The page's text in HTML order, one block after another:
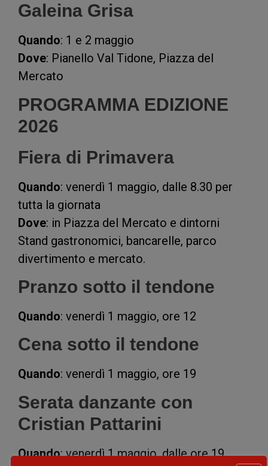
Galeina Grisa
Quando: 1 e 2 maggio
Dove: Pianello Val Tidone, Piazza del
Mercato
PROGRAMMA EDIZIONE
2026
Fiera di Primavera
Quando: venerdì 1 maggio, dalle 8.30 per
tutta la giornata
Dove: in Piazza del Mercato e dintorni
Stand gastronomici, bancarelle, parco
divertimento e mercato.
Pranzo sotto il tendone
Quando: venerdì 1 maggio, ore 12
Cena sotto il tendone
Quando: venerdì 1 maggio, ore 19
Serata danzante con
Cristian Pattarini
Quando: venerdì 1 maggio, dalle ore 19